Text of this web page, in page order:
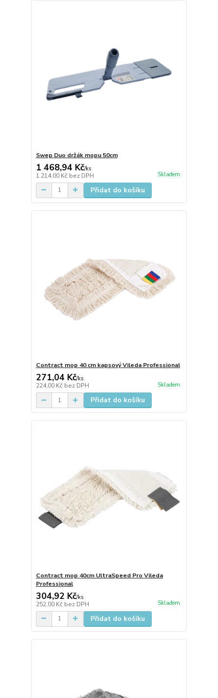
Swep Duo držák mopu 50cm
1 468,94 Kč/ks
1 214,00 Kč bez DPH Skladem
Přidat do košíku
Contract mop 40 cm kapsový Vileda Professional
271,04 Kč/ks
224,00 Kč bez DPH Skladem
Přidat do košíku
Contract mop 40cm UltraSpeed Pro Vileda
Professional
304,92 Kč/ks
252,00 Kč bez DPH Skladem
Přidat do košíku